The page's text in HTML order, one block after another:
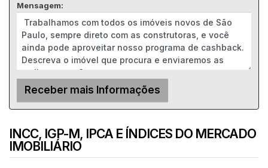
Mensagem:
INCC, IGP-M, IPCA E ÍNDICES DO MERCADO
IMOBILIÁRIO